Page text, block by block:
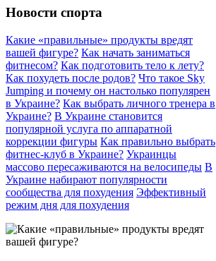
Новости спорта
Какие «правильные» продукты вредят
вашей фигуре? Как начать заниматься
фитнесом? Как подготовить тело к лету?
Как похудеть после родов? Что такое Sky
Jumping и почему он настолько популярен
в Украине? Как выбрать личного тренера в
Украине? В Украине становится
популярной услуга по аппаратной
коррекции фигуры Как правильно выбрать
фитнес-клуб в Украине? Украинцы
массово пересаживаются на велосипеды В
Украине набирают популярности
сообщества для похудения Эффективный
режим дня для похудения